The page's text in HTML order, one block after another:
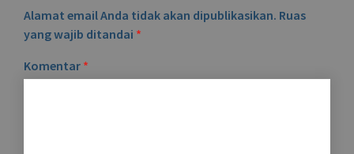
Alamat email Anda tidak akan dipublikasikan. Ruas
yang wajib ditandai *
Komentar *